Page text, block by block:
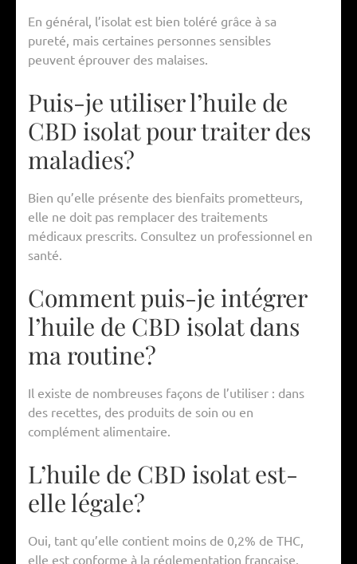
En général, l’isolat est bien toléré grâce à sa
pureté, mais certaines personnes sensibles
peuvent éprouver des malaises.
Puis-je utiliser l’huile de
CBD isolat pour traiter des
maladies?
Bien qu’elle présente des bienfaits prometteurs,
elle ne doit pas remplacer des traitements
médicaux prescrits. Consultez un professionnel en
santé.
Comment puis-je intégrer
l’huile de CBD isolat dans
ma routine?
Il existe de nombreuses façons de l’utiliser : dans
des recettes, des produits de soin ou en
complément alimentaire.
L’huile de CBD isolat est-
elle légale?
Oui, tant qu’elle contient moins de 0,2% de THC,
elle est conforme à la réglementation française.